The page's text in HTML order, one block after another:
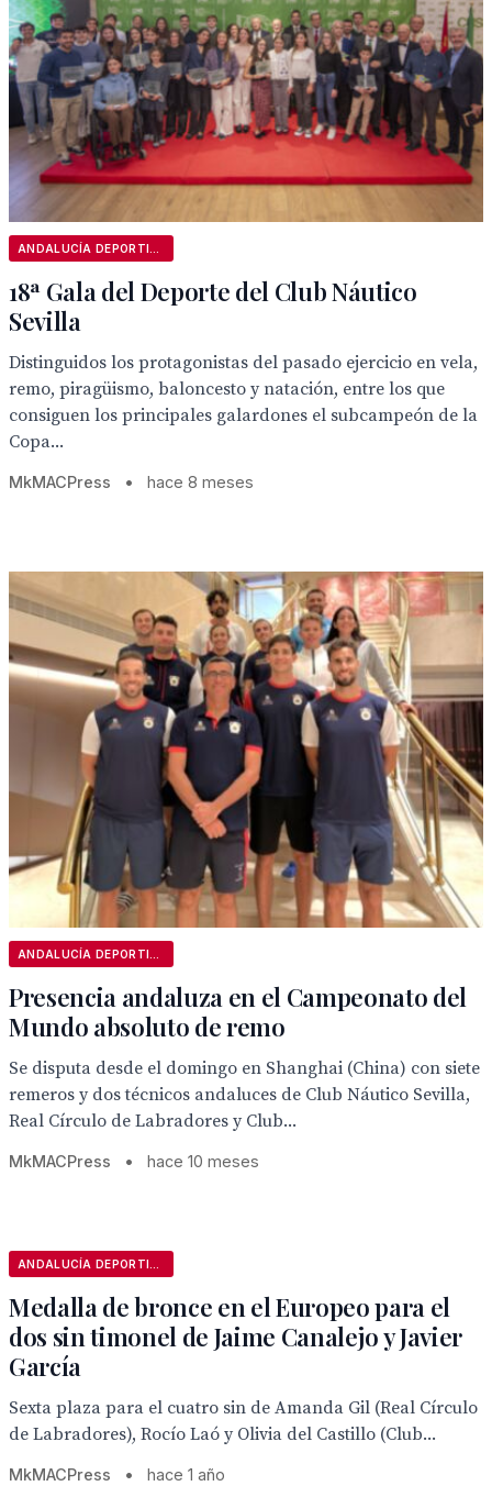
18ª Gala del Deporte del Club Náutico
Sevilla
Distinguidos los protagonistas del pasado ejercicio en vela,
remo, piragüismo, baloncesto y natación, entre los que
consiguen los principales galardones el subcampeón de la
Copa...
MkMACPress • hace 8 meses
Presencia andaluza en el Campeonato del
Mundo absoluto de remo
Se disputa desde el domingo en Shanghai (China) con siete
remeros y dos técnicos andaluces de Club Náutico Sevilla,
Real Círculo de Labradores y Club...
MkMACPress • hace 10 meses
Medalla de bronce en el Europeo para el
dos sin timonel de Jaime Canalejo y Javier
García
Sexta plaza para el cuatro sin de Amanda Gil (Real Círculo
de Labradores), Rocío Laó y Olivia del Castillo (Club...
MkMACPress • hace 1 año